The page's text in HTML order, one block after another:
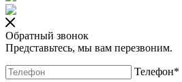
Обратный звонок
Представьтесь, мы вам перезвоним.
Телефон*